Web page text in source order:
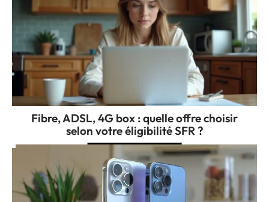
Fibre, ADSL, 4G box : quelle offre choisir
selon votre éligibilité SFR ?